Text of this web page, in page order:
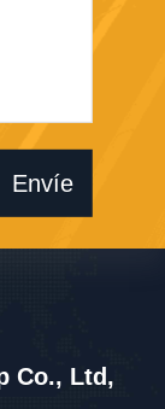
Envíe
Co., Ltd,